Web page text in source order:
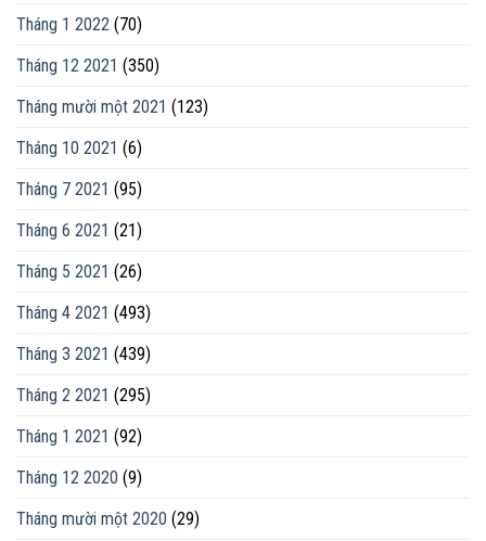
Tháng 1 2022 (70)
Tháng 12 2021 (350)
Tháng mười một 2021 (123)
Tháng 10 2021 (6)
Tháng 7 2021 (95)
Tháng 6 2021 (21)
Tháng 5 2021 (26)
Tháng 4 2021 (493)
Tháng 3 2021 (439)
Tháng 2 2021 (295)
Tháng 1 2021 (92)
Tháng 12 2020 (9)
Tháng mười một 2020 (29)